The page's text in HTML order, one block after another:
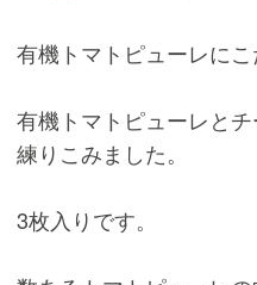
有機トマトピューレにこ
有機トマトピューレと
練りこみました。
3枚入りです。